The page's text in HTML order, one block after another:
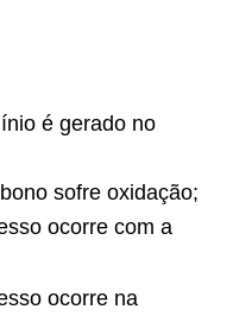
é gerado no
sofre oxidação;
ocorre com a
ocorre na